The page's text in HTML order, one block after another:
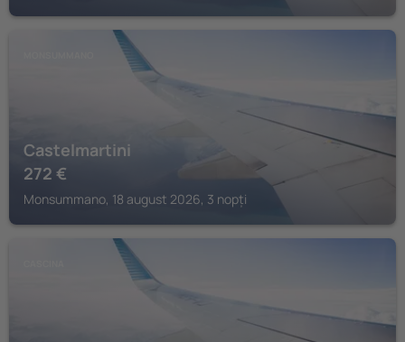
Castelmartini
272 €
Monsummano, 18 august 2026, 3 nopți